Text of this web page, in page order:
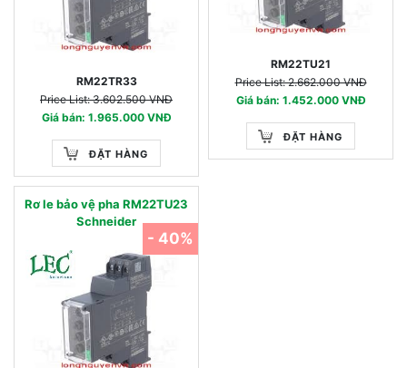
RM22TR33
Price List: 3.602.500 VNĐ
Giá bán: 1.965.000 VNĐ
ĐẶT HÀNG
RM22TU21
Price List: 2.662.000 VNĐ
Giá bán: 1.452.000 VNĐ
ĐẶT HÀNG
Rơ le bảo vệ pha RM22TU23
Schneider
- 40%